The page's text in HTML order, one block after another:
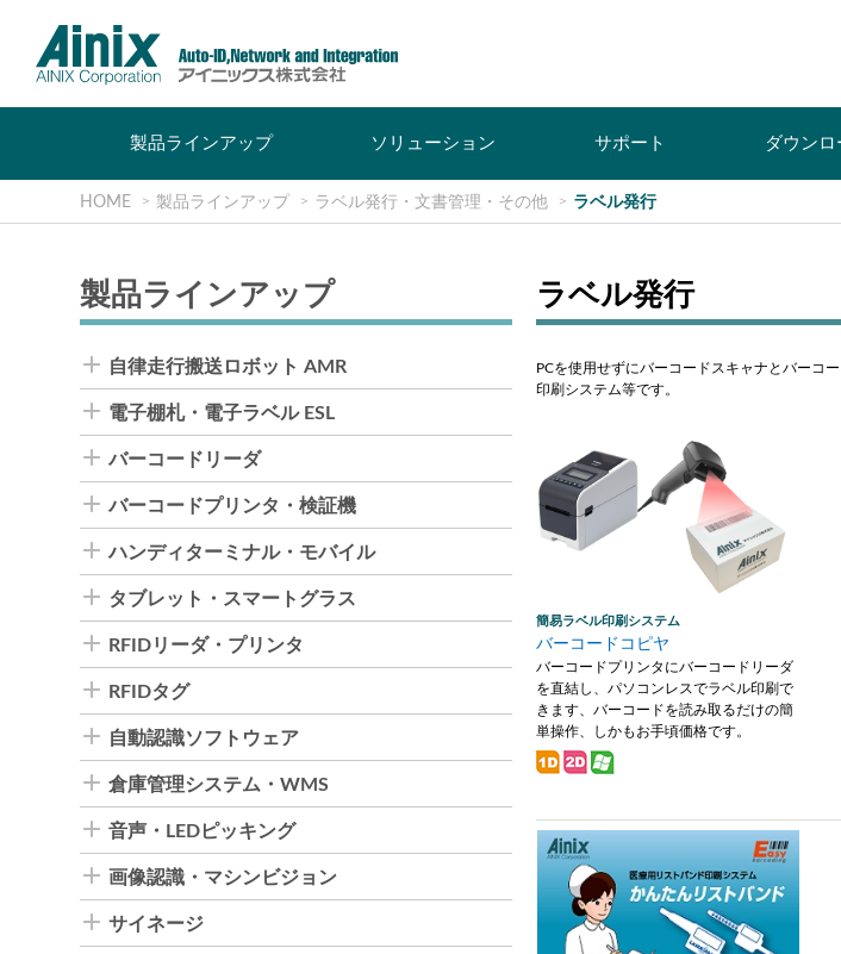
製品ラインアップ ソリューション サポート ダウンロ
HOME 製品ラインアップ ラベル発行・文書管理・その他 ラベル発行
製品ラインアップ
自律走行搬送ロボット AMR
電子棚札・電子ラベル ESL
バーコードリーダ
バーコードプリンタ・検証機
ハンディターミナル・モバイル
タブレット・スマートグラス
RFIDリーダ・プリンタ
RFIDタグ
自動認識ソフトウェア
倉庫管理システム・WMS
音声・LEDピッキング
画像認識・マシンビジョン
サイネージ
ラベル発行
PCを使用せずにバーコードスキャナとバーコ
印刷システム等です。
簡易ラベル印刷システム
バーコードコピヤ
バーコードプリンタにバーコードリーダ
を直結し、パソコンレスでラベル印刷で
きます、バーコードを読み取るだけの簡
単操作、しかもお手頃価格です。